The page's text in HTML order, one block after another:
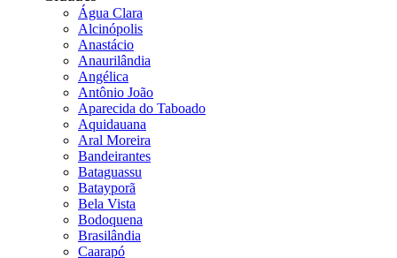
Água Clara
Alcinópolis
Anastácio
Anaurilândia
Angélica
Antônio João
Aparecida do Taboado
Aquidauana
Aral Moreira
Bandeirantes
Bataguassu
Batayporã
Bela Vista
Bodoquena
Brasilândia
Caarapó